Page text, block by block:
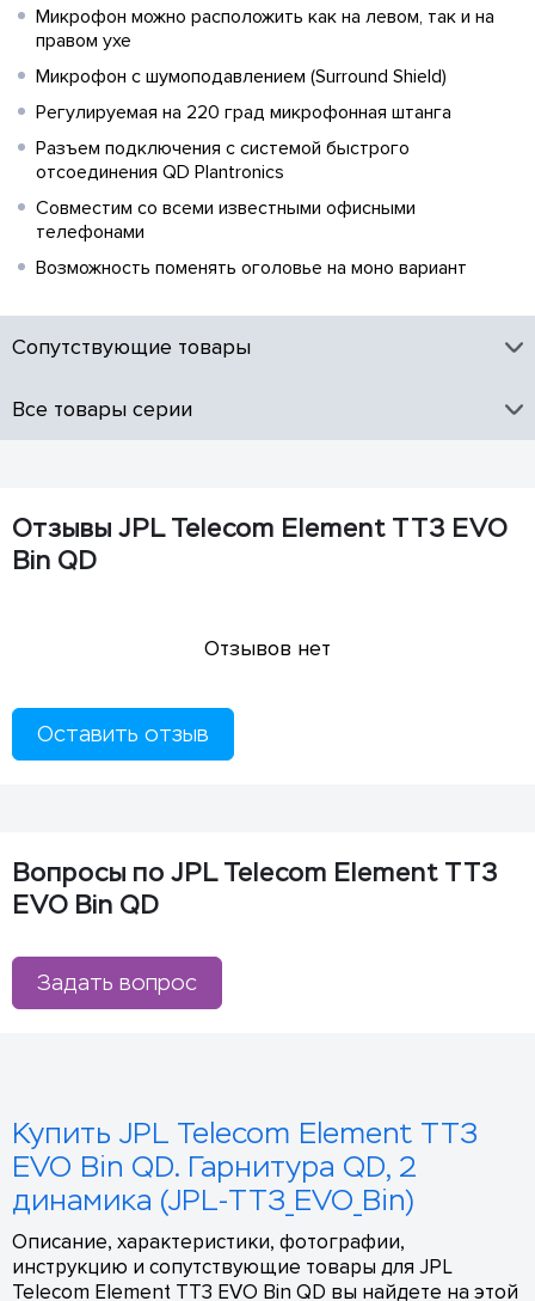
Микрофон можно расположить как на левом, так и на
правом ухе
Микрофон с шумоподавлением (Surround Shield)
Регулируемая на 220 град микрофонная штанга
Разъем подключения с системой быстрого
отсоединения QD Plantronics
Совместим со всеми известными офисными
телефонами
Возможность поменять оголовье на моно вариант
Сопутствующие товары
Все товары серии
Отзывы JPL Telecom Element TT3 EVO
Bin QD
Отзывов нет
Оставить отзыв
Вопросы по JPL Telecom Element TT3
EVO Bin QD
Задать вопрос
Купить JPL Telecom Element TT3
EVO Bin QD. Гарнитура QD, 2
динамика (JPL-TT3_EVO_Bin)
Описание, характеристики, фотографии,
инструкцию и сопутствующие товары для JPL
Telecom Element TT3 EVO Bin QD вы найдете на этой